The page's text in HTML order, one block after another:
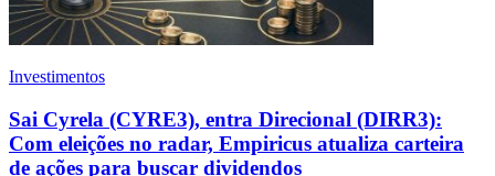
Investimentos
Sai Cyrela (CYRE3), entra Direcional (DIRR3):
Com eleições no radar, Empiricus atualiza carteira
de ações para buscar dividendos